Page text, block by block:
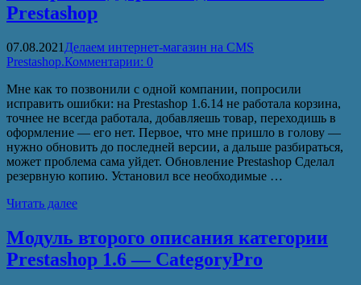
Prestashop
07.08.2021 Делаем интернет-магазин на CMS
Prestashop.Комментарии: 0
Мне как то позвонили с одной компании, попросили
исправить ошибки: на Prestashop 1.6.14 не работала корзина,
точнее не всегда работала, добавляешь товар, переходишь в
оформление — его нет. Первое, что мне пришло в голову —
нужно обновить до последней версии, а дальше разбираться,
может проблема сама уйдет. Обновление Prestashop Cделал
резервную копию. Установил все необходимые …
Читать далее
Модуль второго описания категории
Prestashop 1.6 — CategoryPro